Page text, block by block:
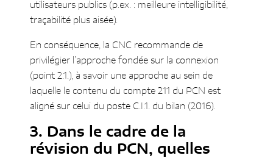
utilisateurs publics (p.ex. : meilleure intelligibilité,
traçabilité plus aisée).
En conséquence, la CNC recommande de
privilégier l’approche fondée sur la connexion
(point 2.1.), à savoir une approche au sein de
laquelle le contenu du compte 211 du PCN est
aligné sur celui du poste C.I.1. du bilan (2016).
Dans le cadre de la
révision du PCN, quelles